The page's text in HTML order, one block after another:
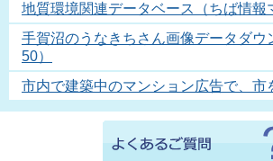
地質環境関連データベース（ちば情報
手賀沼のうなきちさん画像データダウ
50）
市内で建築中のマンション広告で、市